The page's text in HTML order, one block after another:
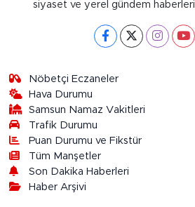
siyaset ve yerel gündem
Nöbetçi Eczaneler
Hava Durumu
Samsun Namaz Vakitleri
Trafik Durumu
Puan Durumu ve Fikstür
Tüm Manşetler
Son Dakika Haberleri
Haber Arşivi